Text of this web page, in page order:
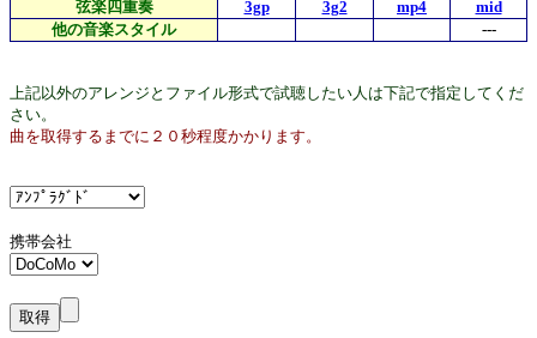
弦楽四重奏
3gp 3g2 mp4
mid
他の音楽スタイル
---
上記以外のアレンジとファイル形式で試聴したい人は下記で指定してくだ
さい。
曲を取得するまでに２０秒程度かかります。
携帯会社